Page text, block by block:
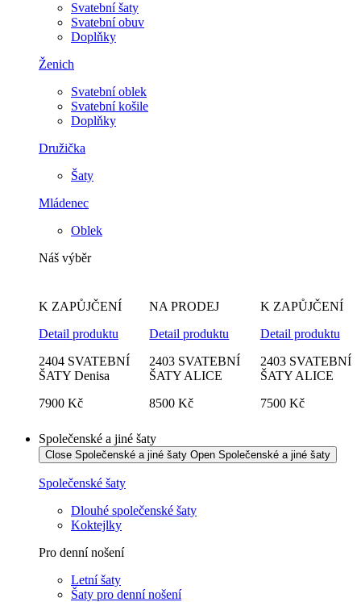
Svatební šaty
Svatební obuv
Doplňky
Ženich
Svatební oblek
Svatební košile
Doplňky
Družička
Šaty
Mládenec
Oblek
Náš výběr
K ZAPŮJČENÍ
Detail produktu
2404 SVATEBNÍ
ŠATY Denisa
7900 Kč
NA PRODEJ
Detail produktu
2403 SVATEBNÍ
ŠATY ALICE
8500Kč
K ZAPŮJČENÍ
Detail produktu
2403 SVATEBNÍ
ŠATY ALICE
7500 Kč
Společenské a jiné šaty
Close Společenské a jiné šaty Open Společenské a jiné šaty
Společenské šaty
Dlouhé společenské šaty
Koktejlky
Pro denní nošení
Letní šaty
Šaty pro denní nošení